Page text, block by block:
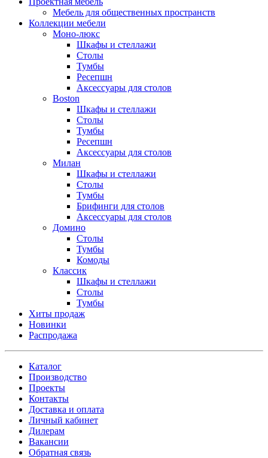
Мебель для общественных пространств
Коллекции мебели
Моно-люкс
Шкафы и стеллажи
Столы
Тумбы
Ресепшн
Аксессуары для столов
Boston
Шкафы и стеллажи
Столы
Тумбы
Ресепшн
Аксессуары для столов
Милан
Шкафы и стеллажи
Столы
Тумбы
Брифинги для столов
Аксессуары для столов
Домино
Столы
Тумбы
Комоды
Классик
Шкафы и стеллажи
Столы
Тумбы
Хиты продаж
Новинки
Распродажа
Каталог
Производство
Проекты
Контакты
Доставка и оплата
Личный кабинет
Дилерам
Вакансии
Обратная связь